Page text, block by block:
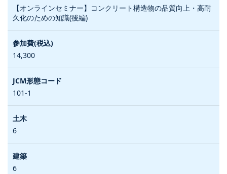
【オンラインセミナー】コンクリート構造物の品質向上・高耐
久化のための知識(後編)
14,300
101-1
6
6